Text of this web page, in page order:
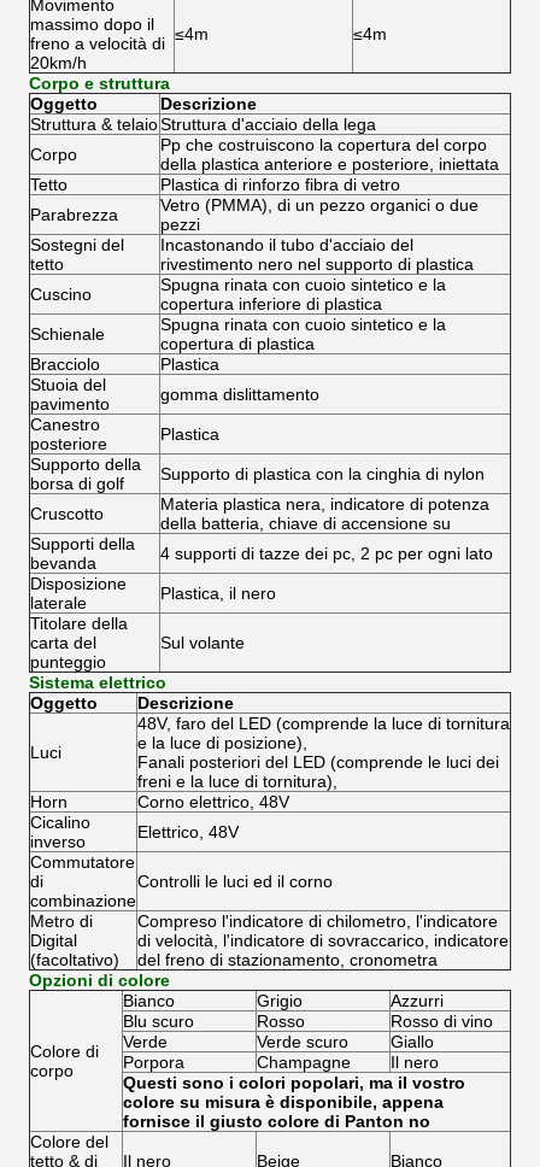
Movimento
massimo dopo il
freno a velocità di
20km/h
≤4m ≤4m
Corpo e struttura
Oggetto
Descrizione
Struttura & telaioStruttura d'acciaio della lega
Corpo
Pp che costruiscono la copertura del corpo
della plastica anteriore e posteriore, iniettata
Tetto
Plastica di rinforzo fibra di vetro
Parabrezza
Vetro (PMMA), di un pezzo organici o due
pezzi
Sostegni del
tetto
Incastonando il tubo d'acciaio del
rivestimento nero nel supporto di plastica
Cuscino
Spugna rinata con cuoio sintetico e la
copertura inferiore di plastica
Schienale
Spugna rinata con cuoio sintetico e la
copertura di plastica
Bracciolo
Plastica
Stuoia del
pavimento
gomma dislittamento
Canestro
posteriore
Plastica
Supporto della
borsa di golf
Supporto di plastica con la cinghia di nylon
Cruscotto
Materia plastica nera, indicatore di potenza
della batteria, chiave di accensione su
Supporti della
bevanda
4 supporti di tazze dei pc, 2 pc per ogni lato
Disposizione
laterale
Plastica, il nero
Titolare della
carta del
punteggio
Sul volante
Sistema elettrico
Oggetto
Descrizione
Luci
48V, faro del LED (comprende la luce di tornitura
e la luce di posizione),
Fanali posteriori del LED (comprende le luci dei
freni e la luce di tornitura),
Horn
Corno elettrico, 48V
Cicalino
inverso
Elettrico, 48V
Commutatore
di
combinazione
Controlli le luci ed il corno
Metro di
Digital
(facoltativo)
Compreso l'indicatore di chilometro, l'indicatore
di velocità, l'indicatore di sovraccarico, indicatore
del freno di stazionamento, cronometra
Opzioni di colore
Colore di
corpo
Bianco Grigio
Azzurri
Blu scuro
Rosso
Rosso di vino
Verde
Verde scuro
Giallo
Porpora
Champagne
Il nero
Questi sono i colori popolari, ma il vostro
colore su misura è disponibile, appena
fornisce il giusto colore di Panton no
Colore del
tetto & di
Il nero Beige Bianco